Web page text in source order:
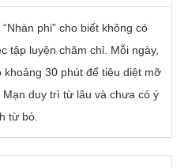
phi” cho biết không có
tập luyện chăm chỉ. Mỗi ngày,
30 phút để tiêu diệt mỡ
duy trì từ lâu và chưa có ý
từ bỏ.